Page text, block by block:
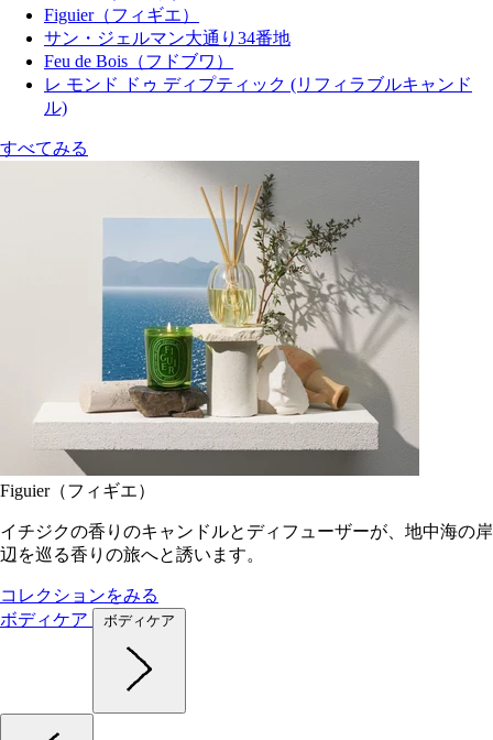
Figuier（フィギエ）
サン・ジェルマン大通り34番地
Feu de Bois（フドブワ）
レ モンド ドゥ ディプティック (リフィラブルキャンド
ル)
すべてみる
Figuier（フィギエ）
イチジクの香りのキャンドルとディフューザーが、地中海の岸
辺を巡る香りの旅へと誘います。
コレクションをみる
ボディケア
ボディケア